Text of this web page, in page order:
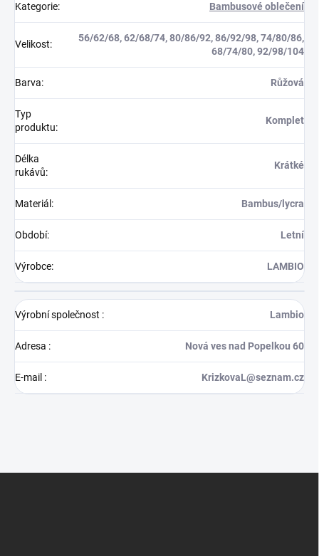
Kategorie: Bambusové oblečení
Velikost:
56/62/68, 62/68/74, 80/86/92, 86/92/98, 74/80/86,
68/74/80, 92/98/104
Barva: Růžová
Typ
produktu:
Komplet
Délka
rukávů:
Krátké
Materiál : Bambus/lycra
Období: Letní
Výrobce: LAMBIO
Výrobní společnost : Lambio
Adresa : Nová ves nad Popelkou 60
E-mail : KrizkovaL@seznam.cz